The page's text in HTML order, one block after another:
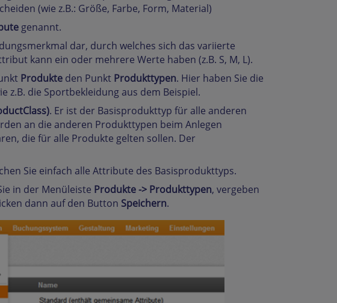
(wie z.B.: Größe, Farbe, Form, Material)
genannt.
dar, durch welches sich das variierte
kann ein oder mehrere Werte haben (z.B. S, M, L).
Produkte den Punkt Produkttypen. Hier haben Sie die
z.B. die Sportbekleidung aus dem Beispiel.
. Er ist der Basisprodukttyp für alle anderen
an die anderen Produkttypen beim Anlegen
die für alle Produkte gelten sollen. Der
Sie einfach alle Attribute des Basisprodukttyps.
in der Menüleiste Produkte -> Produkttypen, vergeben
dann auf den Button Speichern.